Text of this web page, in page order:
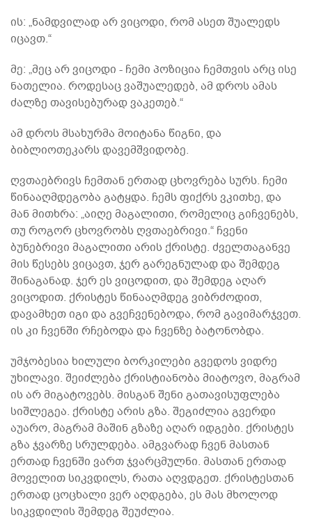
ის: „ნამდვილად არ ვიცოდი, რომ ასეთ შუალედს
იცავთ.“
მე: „მეც არ ვიცოდი - ჩემი პოზიცია ჩემთვის არც ისე
ნათელია. როდესაც ვაშუალედებ, ამ დროს ამას
ძალზე თავისებურად ვაკეთებ.“
ამ დროს მსახურმა მოიტანა წიგნი, და
ბიბლიოთეკარს დავემშვიდობე.
ღვთაებრივს ჩემთან ერთად ცხოვრება სურს. ჩემი
წინააღმდეგობა გატყდა. ჩემს ფიქრს ვკითხე, და
მან მითხრა: „აიღე მაგალითი, რომელიც გიჩვენებს,
თუ როგორ ცხოვრობს ღვთაებრივი.“ ჩვენი
ბუნებრივი მაგალითი არის ქრისტე. ძველთაგანვე
მის წესებს ვიცავთ, ჯერ გარეგნულად და შემდეგ
შინაგანად. ჯერ ეს ვიცოდით, და შემდეგ აღარ
ვიცოდით. ქრისტეს წინააღმდეგ ვიბრძოდით,
დავამხეთ იგი და გვეჩვენებოდა, რომ გავიმარჯვეთ.
ის კი ჩვენში რჩებოდა და ჩვენზე ბატონობდა.
უმჯობესია ხილული ბორკილები გვედოს ვიდრე
უხილავი. შეიძლება ქრისტიანობა მიატოვო, მაგრამ
ის არ მიგატოვებს. მისგან შენი გათავისუფლება
სიშლეგეა. ქრისტე არის გზა. შეგიძლია გვერდი
აუარო, მაგრამ მაშინ გზაზე აღარ იდგები. ქრისტეს
გზა ჯვარზე სრულდება. ამგვარად ჩვენ მასთან
ერთად ჩვენში ვართ ჯვარცმულნი. მასთან ერთად
მოველით სიკვდილს, რათა აღვდგეთ. ქრისტესთან
ერთად ცოცხალი ვერ აღდგება, ეს მას მხოლოდ
სიკვდილის შემდეგ შეუძლია.